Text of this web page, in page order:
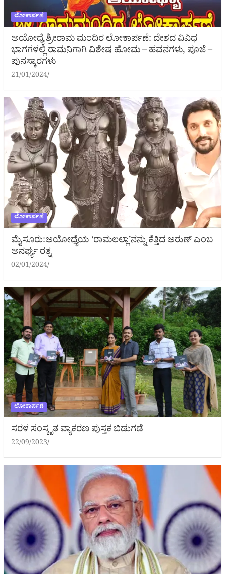
ಲೋಕಾರ್ಪಣೆ
ಅಯೋಧ್ಯೆ ಶ್ರೀರಾಮ ಮಂದಿರ ಲೋಕಾರ್ಪಣೆ: ದೇಶದ ವಿವಿಧ
ಭಾಗಗಳಲ್ಲಿ ರಾಮನಿಗಾಗಿ ವಿಶೇಷ ಹೋಮ – ಹವನಗಳು, ಪೂಜೆ –
ಪುನಸ್ಕಾರಗಳು
21/01/2024
ಲೋಕಾರ್ಪಣೆ
ಮೈಸೂರು:ಅಯೋಧ್ಯೆಯ ‘ರಾಮಲಲ್ಲಾ’ನನ್ನು ಕೆತ್ತಿದ ಅರುಣ್ ಎಂಬ
ಅನರ್ಘ್ಯ ರತ್ನ
02/01/2024
ಲೋಕಾರ್ಪಣೆ
ಸರಳ ಸಂಸ್ಕೃತ ವ್ಯಾಕರಣ ಪುಸ್ತಕ ಬಿಡುಗಡೆ
22/09/2023